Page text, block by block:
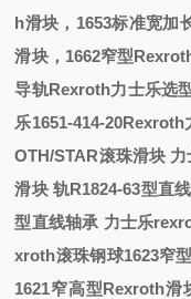
h滑块， 1653标准宽加
滑块， 1662窄型
导轨Rexroth力士乐选
乐1651-414-20Rexroth
OTH/STAR滚珠滑块 力
滑块轨R1824-63型直
型直线轴承 力士乐
xroth滚珠钢球1623窄
1621窄高型Rexroth滑